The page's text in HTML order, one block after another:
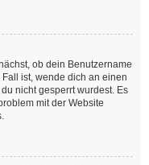
ob dein Benutzername
ist, wende dich an einen
nicht gesperrt wurdest. Es
mit der Website